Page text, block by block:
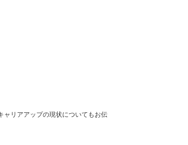
ャリアアップの現状についてもお伝